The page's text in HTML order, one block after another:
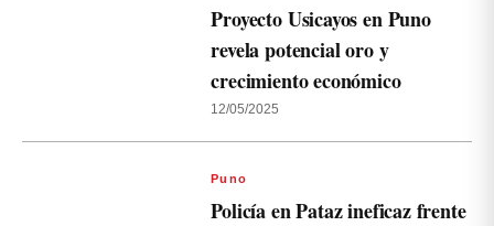
Proyecto Usicayos en Puno
revela potencial oro y
crecimiento económico
12/05/2025
Puno
Policía en Pataz ineficaz frente